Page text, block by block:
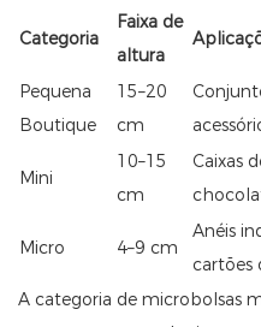
Categoria
Faixa de
altura
Pequena
Boutique
15–20
cm
Mini
10–15
cm
Caixas
Micro 4–9 cm
Anéis
cartões
A categoria de microbolsas